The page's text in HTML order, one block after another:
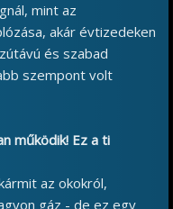
mint az
akár évtizedeken
és szabad
szempont volt
működik! Ez a ti
az okokról,
gáz - de ez egy